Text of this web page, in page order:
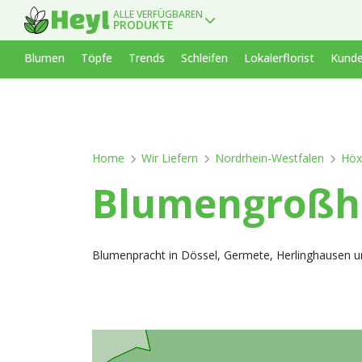
ALLE VERFÜGBAREN
PRODUKTE
Blumen Töpfe Trends Schleifen Lokalerflorist
Home Wir Liefern Nordrhein-Westfalen
Blumenpracht in Dössel, Germete, Herlinghausen